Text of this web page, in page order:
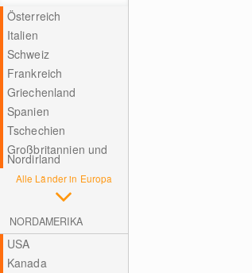
Österreich
Italien
Schweiz
Frankreich
Griechenland
Spanien
Tschechien
Großbritannien und
Nordirland
Alle Länder in Europa
NORDAMERIKA
USA
Kanada